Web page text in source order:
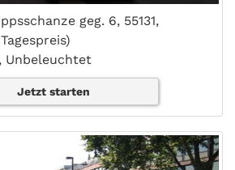
geg. 6, 55131,
Unbeleuchtet
Jetzt starten